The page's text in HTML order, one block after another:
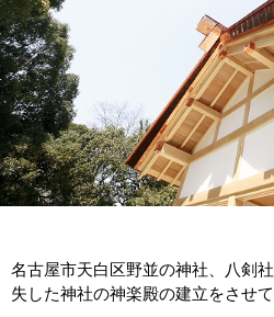
名古屋市天白区野並の神社、八剣
失した神社の神楽殿の建立をさせて